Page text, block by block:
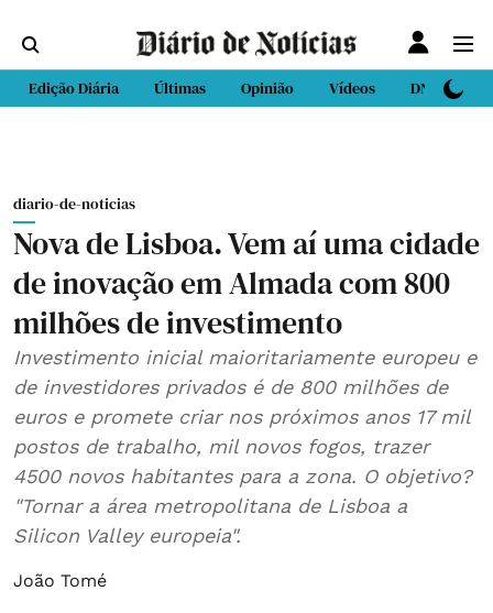
Edição Diária Últimas Opinião Vídeos DN Sport
diario-de-noticias
Nova de Lisboa. Vem aí uma cidade
de inovação em Almada com 800
milhões de investimento
Investimento inicial maioritariamente europeu e
de investidores privados é de 800 milhões de
euros e promete criar nos próximos anos 17 mil
postos de trabalho, mil novos fogos, trazer
4500 novos habitantes para a zona. O objetivo?
"Tornar a área metropolitana de Lisboa a
Silicon Valley europeia".
João Tomé